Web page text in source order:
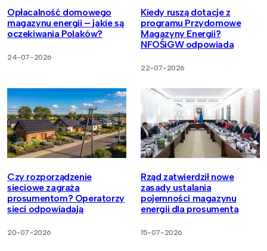
Opłacalność domowego
magazynu energii – jakie są
oczekiwania Polaków?
24-07-2026
Kiedy ruszą dotacje z
programu Przydomowe
Magazyny Energii?
NFOŚiGW odpowiada
22-07-2026
Czy rozporządzenie
sieciowe zagraża
prosumentom? Operatorzy
sieci odpowiadają
20-07-2026
Rząd zatwierdził nowe
zasady ustalania
pojemności magazynu
energii dla prosumenta
15-07-2026